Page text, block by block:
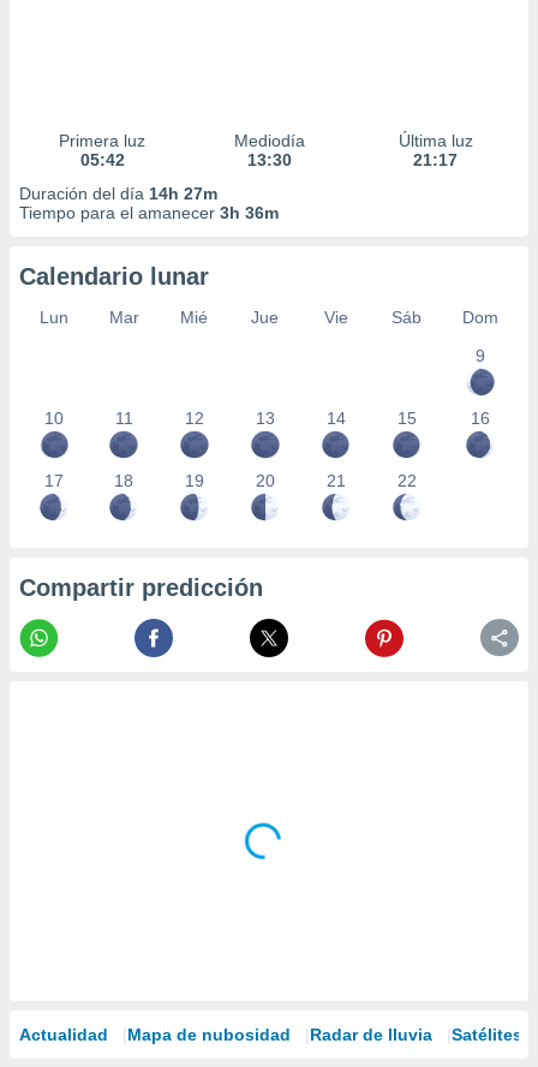
Primera luz
05:42
Mediodía
13:30
Última luz
21:17
Duración del día 14h 27m
Tiempo para el amanecer 3h 36m
Calendario lunar
Lun Mar Mié Jue Vie Sáb
Dom
9
10 11 12 13 14 15 16
17 18 19 20 21 22
Compartir predicción
Actualidad Mapa de nubosidad Radar de lluvia Satélites